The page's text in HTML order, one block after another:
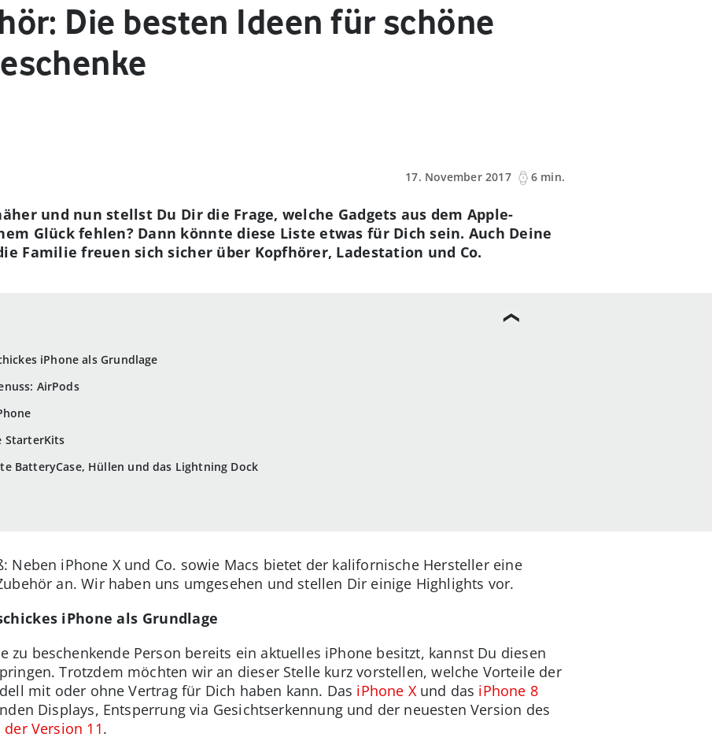
Die besten Ideen für schöne
17. November 2017
6 min.
iPhone als Grundlage
AirPods
StarterKits
BatteryCase, Hüllen und das Lightning Dock
und nun stellst Du Dir die Frage, welche Gadgets aus dem Apple-
Glück fehlen? Dann könnte diese Liste etwas für Dich sein. Auch Deine
Familie freuen sich sicher über Kopfhörer, Ladestation und Co.
Neben iPhone X und Co. sowie Macs bietet der kalifornische Hersteller eine
an. Wir haben uns umgesehen und stellen Dir einige Highlights vor.
iPhone als Grundlage
zu beschenkende Person bereits ein aktuelles iPhone besitzt, kannst Du diesen
Trotzdem möchten wir an dieser Stelle kurz vorstellen, welche Vorteile der
mit oder ohne Vertrag für Dich haben kann. Das iPhone Xund das iPhone 8
Displays, Entsperrung via Gesichtserkennung und der neuesten Version des
der Version 11.